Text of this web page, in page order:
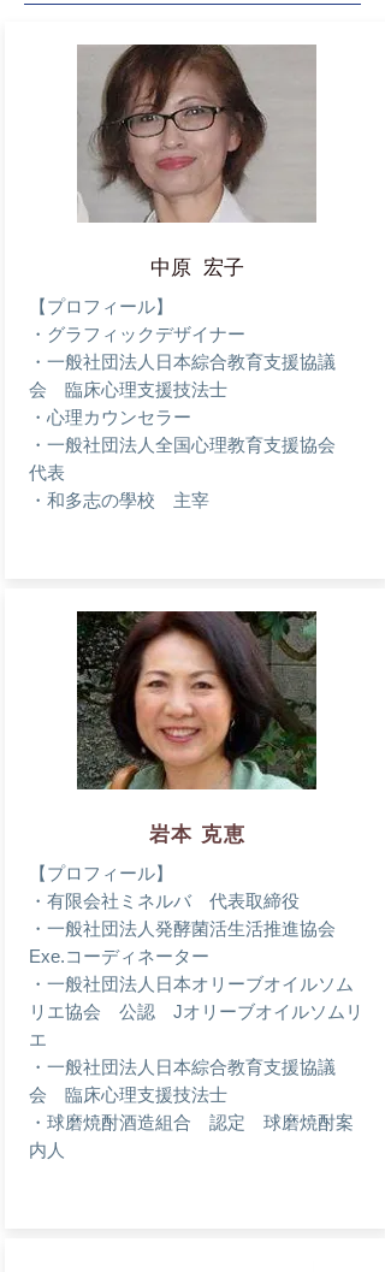
中原 宏子
【プロフィール】
・グラフィックデザイナー
・一般社団法人日本綜合教育支援協議
会 臨床心理支援技法士
・心理カウンセラー
・一般社団法人全国心理教育支援協会
代表
・和多志の學校 主宰
岩本 克恵
【プロフィール】
・有限会社ミネルバ 代表取締役
・一般社団法人発酵菌活生活推進協会
Exe.コーディネーター
・一般社団法人日本オリーブオイルソム
リエ協会 公認 Jオリーブオイルソムリ
エ
・一般社団法人日本綜合教育支援協議
会 臨床心理支援技法士
・球磨焼酎酒造組合 認定 球磨焼酎案
内人